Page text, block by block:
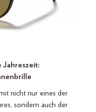
Jahreszeit:
nicht nur eines der
sondern auch der